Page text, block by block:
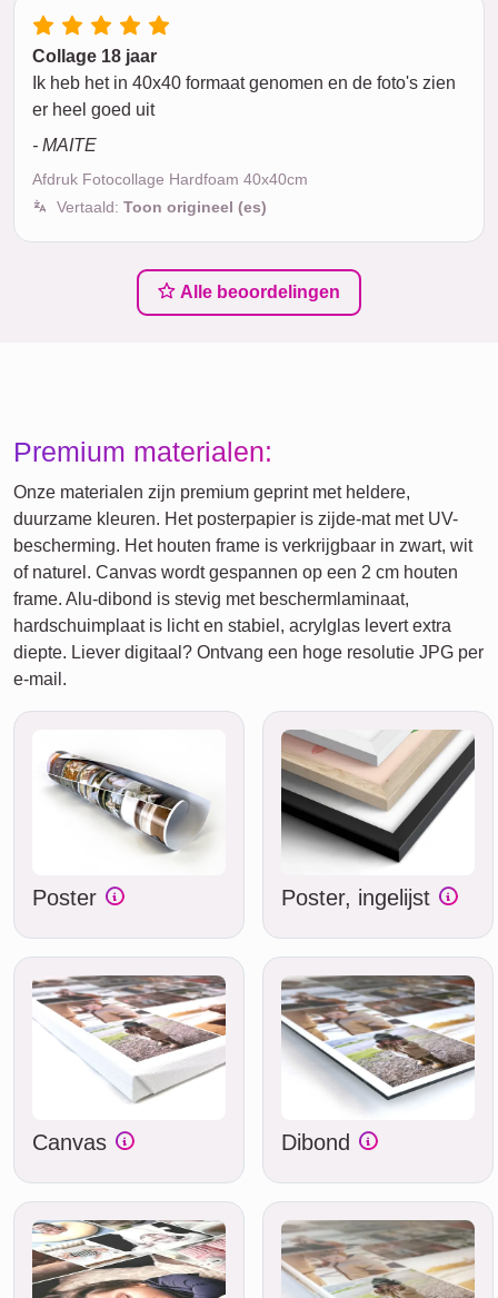
Collage 18 jaar
Ik heb het in 40x40 formaat genomen en de foto's zien
er heel goed uit
- MAITE
Afdruk Fotocollage Hardfoam 40x40cm
Vertaald: Toon origineel (es)
Alle beoordelingen
Premium materialen:
Onze materialen zijn premium geprint met heldere,
duurzame kleuren. Het posterpapier is zijde-mat met UV-
bescherming. Het houten frame is verkrijgbaar in zwart, wit
of naturel. Canvas wordt gespannen op een 2 cm houten
frame. Alu-dibond is stevig met beschermlaminaat,
hardschuimplaat is licht en stabiel, acrylglas levert extra
diepte. Liever digitaal? Ontvang een hoge resolutie JPG per
e-mail.
Poster Poster, ingelijst
Canvas Dibond